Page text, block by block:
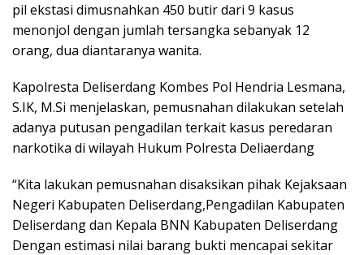
pil ekstasi dimusnahkan 450 butir dari 9 kasus
menonjol dengan jumlah tersangka sebanyak 12
orang, dua diantaranya wanita.
Kapolresta Deliserdang Kombes Pol Hendria Lesmana,
S.IK, M.Si menjelaskan, pemusnahan dilakukan setelah
adanya putusan pengadilan terkait kasus peredaran
narkotika di wilayah Hukum Polresta Deliaerdang
“Kita lakukan pemusnahan disaksikan pihak Kejaksaan
Negeri Kabupaten Deliserdang,Pengadilan Kabupaten
Deliserdang dan Kepala BNN Kabupaten Deliserdang
Dengan estimasi nilai barang bukti mencapai sekitar